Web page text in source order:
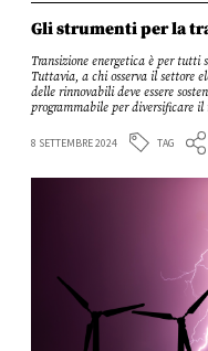
Gli strumenti per la
Transizione energetica è per
Tuttavia, a chi osserva il settore
delle rinnovabili deve essere
programmabile per diversificare
8 SETTEMBRE 2024 TAG